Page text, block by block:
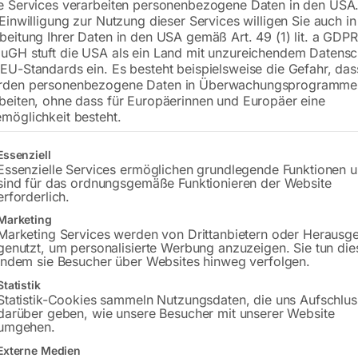
Tischplatte 1200×800 mm
Bohrung ø28
Gitter diagonal
Lieferzeit:ca. 8 – 10 Wochen
Bitte beachten Sie: Die Versandkosten
In den
Services verarbeiten personenbezogene Daten in den
zur Nutzung dieser Services willigen Sie auch
Ihrer Daten in den USA gemäß Art. 49 (1) lit. a
stuft die USA als ein Land mit unzureichendem
Standards ein. Es besteht beispielsweise die Gefahr,
personenbezogene Daten in
ohne dass für Europäerinnen und Europäer eine
besteht.
eine Liste der Service-Gruppen, für die eine Einwilligung erteilt
Services ermöglichen grundlegende Funktionen
für das ordnungsgemäße Funktionieren der Website
Services werden von Drittanbietern oder
um personalisierte Werbung anzuzeigen. Sie tun
sie Besucher über Websites hinweg verfolgen.
Cookies sammeln Nutzungsdaten, die uns
geben, wie unsere Besucher mit unserer Website
Medien